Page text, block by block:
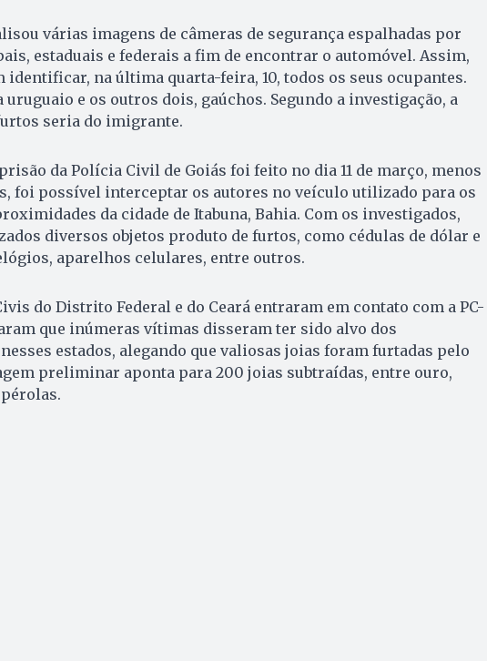
várias imagens de câmeras de segurança espalhadas por
estaduais e federais a fim de encontrar o automóvel. Assim,
identificar, na última quarta-feira, 10, todos os seus ocupantes.
uruguaio e os outros dois, gaúchos. Segundo a investigação, a
seria do imigrante.
da Polícia Civil de Goiás foi feito no dia 11 de março, menos
foi possível interceptar os autores no veículo utilizado para os
da cidade de Itabuna, Bahia. Com os investigados,
diversos objetos produto de furtos, como cédulas de dólar e
aparelhos celulares, entre outros.
do Distrito Federal e do Ceará entraram em contato com a PC-
que inúmeras vítimas disseram ter sido alvo dos
estados, alegando que valiosas joias foram furtadas pelo
preliminar aponta para 200 joias subtraídas, entre ouro,